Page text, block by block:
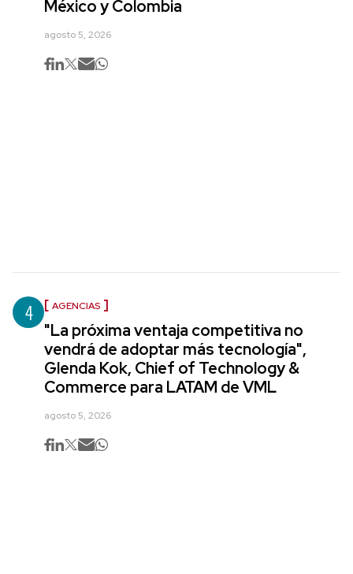
México y Colombia
agosto 5, 2026
4 AGENCIAS
"La próxima ventaja competitiva no
vendrá de adoptar más tecnología",
Glenda Kok, Chief of Technology &
Commerce para LATAM de VML
agosto 5, 2026